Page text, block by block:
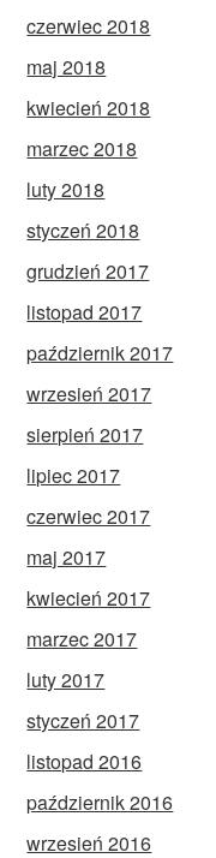
czerwiec 2018
maj 2018
kwiecień 2018
marzec 2018
luty 2018
styczeń 2018
grudzień 2017
listopad 2017
październik 2017
wrzesień 2017
sierpień 2017
lipiec 2017
czerwiec 2017
maj 2017
kwiecień 2017
marzec 2017
luty 2017
styczeń 2017
listopad 2016
październik 2016
wrzesień 2016